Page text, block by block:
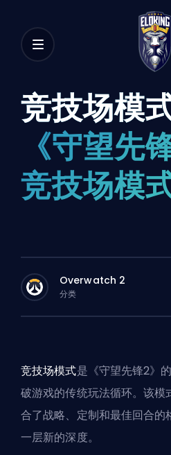
竞技场模
《守望先
竞技场模
Overwatch 2
分类
竞技场模式是《守望先锋2》
破游戏的传统玩法循环。该模
合了战略、定制和最佳回合的
一层新的深度。